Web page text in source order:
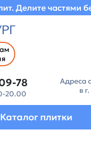
Делите частями
78
20.00
Адреса
в
Каталог плитки